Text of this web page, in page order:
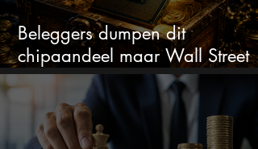
Beleggers dumpen dit
chipaandeel maar Wall Street
ziet een zeldzame koopkans